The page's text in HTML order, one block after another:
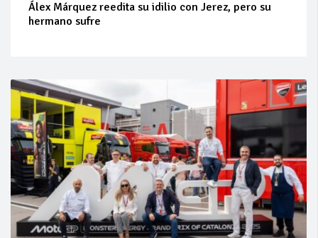
Álex Márquez reedita su idilio con Jerez, pero su
hermano sufre